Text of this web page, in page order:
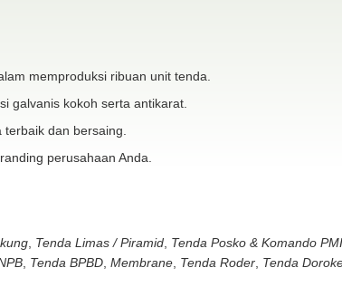
memproduksi ribuan unit tenda.
galvanis kokoh serta antikarat.
dan bersaing.
perusahaan Anda.
, Tenda Limas / Piramid, Tenda Posko & Komando PMI
, Tenda BPBD, Membrane, Tenda Roder, Tenda